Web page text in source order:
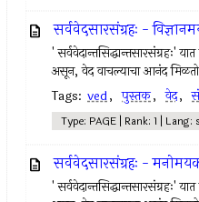
सर्ववेदसारसंग्रहः -
' सर्ववेदान्तसिद्धान्तसारसंग्रहः'
असून, वेद वाचल्याचा आनंद
Tags: ved, पुस्तक, वेद,
Type: PAGE | Rank: 1 | Lang:
सर्ववेदसारसंग्रहः -
' सर्ववेदान्तसिद्धान्तसारसंग्रहः'